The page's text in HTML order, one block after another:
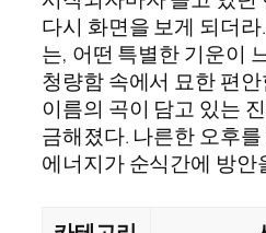
다시 화면을 보게 되더
는, 어떤 특별한 기운이
청량함 속에서 묘한 편
이름의 곡이 담고 있는
금해졌다. 나른한 오후
에너지가 순식간에 방안